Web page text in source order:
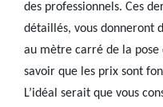
des professionnels. Ces
détaillés, vous donneront
au mètre carré de la
savoir que les prix sont
L’idéal serait que vous